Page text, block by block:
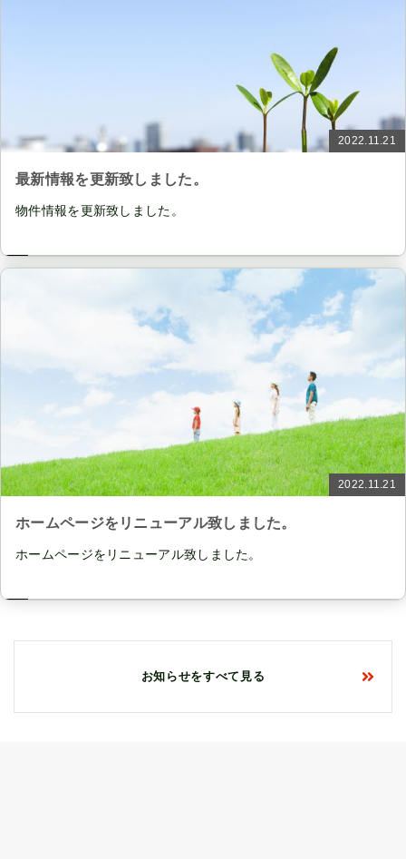
2022.11.21
最新情報を更新致しました。
物件情報を更新致しました。
2022.11.21
ホームページをリニューアル致しました。
ホームページをリニューアル致しました。
お知らせをすべて見る